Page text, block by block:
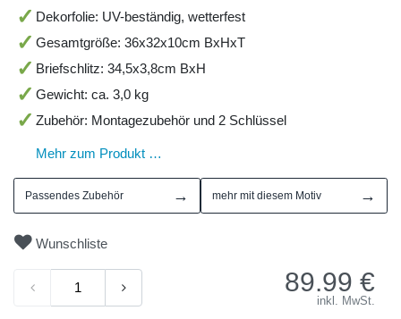
Dekorfolie: UV-beständig, wetterfest
Gesamtgröße: 36x32x10cm BxHxT
Briefschlitz: 34,5x3,8cm BxH
Gewicht: ca. 3,0 kg
Zubehör: Montagezubehör und 2 Schlüssel
Mehr zum Produkt …
Passendes Zubehör → mehr mit diesem Motiv →
Wunschliste
89.99 €
inkl. MwSt.